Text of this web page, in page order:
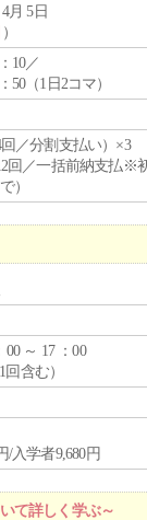
月 5日
）
10／
50（1日2コマ）
回／分割支払い）×3
回／一括前納支払※
）
00 ～ 17 ：00
回含む）
/入学者9,680円
て詳しく学ぶ～